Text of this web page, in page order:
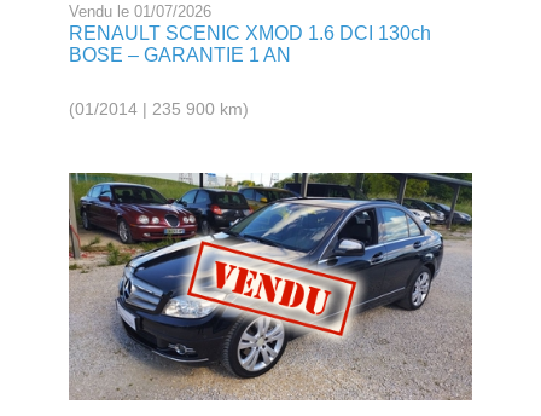
Vendu le 01/07/2026
RENAULT SCENIC XMOD 1.6 DCI 130ch
BOSE – GARANTIE 1 AN
(01/2014 | 235 900 km)